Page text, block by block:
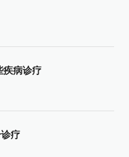
疾病诊疗
疗